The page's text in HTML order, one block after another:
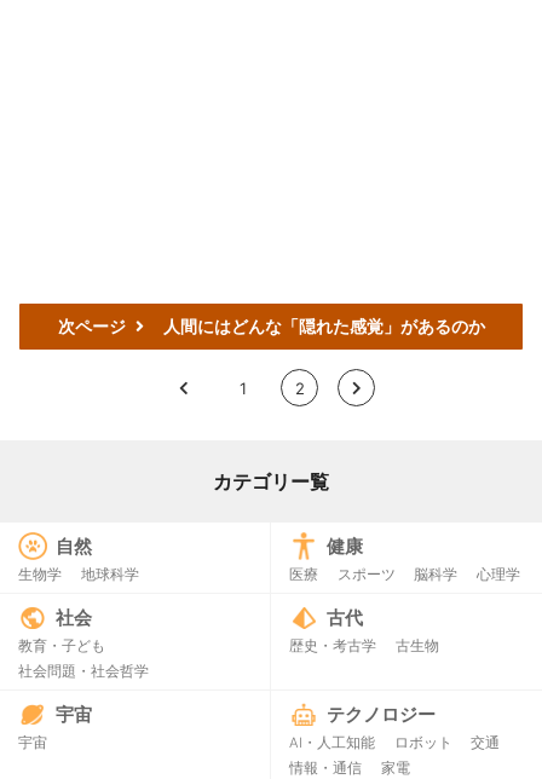
次ページ 人間にはどんな「隠れた感覚」があるのか
< 1 2 >
カテゴリー覧
自然
生物学 地球科学
健康
医療 スポーツ 脳科学 心理学
社会
教育・子ども
社会問題・社会哲学
古代
歴史・考古学 古生物
宇宙
宇宙
テクノロジー
AI・人工知能 ロボット
交通
情報・通信
家電